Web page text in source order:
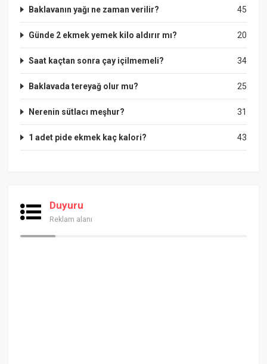
45
Baklavanın yağı ne zaman verilir?
20
Günde 2 ekmek yemek kilo aldırır mı?
34
Saat kaçtan sonra çay içilmemeli?
25
Baklavada tereyağ olur mu?
31
Nerenin sütlacı meşhur?
43
1 adet pide ekmek kaç kalori?
Duyuru
Reklam alanı